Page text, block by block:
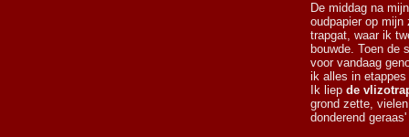
De middag na
oudpapier op mijn
trapgat, waar ik
bouwde. Toen de
voor vandaag
ik alles in etappes
Ik liep de
grond zette,
donderend